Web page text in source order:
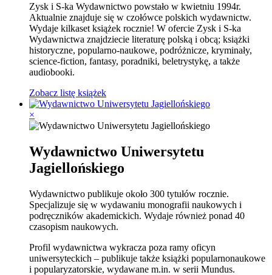
Zysk i S-ka Wydawnictwo powstało w kwietniu 1994r.
Aktualnie znajduje się w czołówce polskich wydawnictw.
Wydaje kilkaset książek rocznie! W ofercie Zysk i S-ka
Wydawnictwa znajdziecie literaturę polską i obcą; książki
historyczne, popularno-naukowe, podróżnicze, kryminały,
science-fiction, fantasy, poradniki, beletrystykę, a także
audiobooki.
Zobacz listę książek
×
Wydawnictwo Uniwersytetu
Jagiellońskiego
Wydawnictwo publikuje około 300 tytułów rocznie.
Specjalizuje się w wydawaniu monografii naukowych i
podręczników akademickich. Wydaje również ponad 40
czasopism naukowych.
Profil wydawnictwa wykracza poza ramy oficyn
uniwersyteckich – publikuje także książki popularnonaukowe
i popularyzatorskie, wydawane m.in. w serii Mundus.